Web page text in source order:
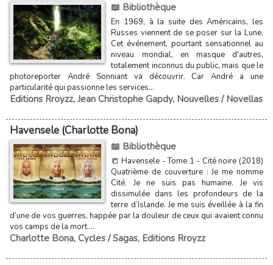
📖 Bibliothèque
En 1969, à la suite des Américains, les
Russes viennent de se poser sur la Lune.
Cet événement, pourtant sensationnel au
niveau mondial, en masque d'autres,
totalement inconnus du public, mais que le
photoreporter André Sonniant va découvrir. Car André a une
particularité qui passionne les services...
Editions Rroyzz, Jean Christophe Gapdy, Nouvelles / Novellas
Havensele (Charlotte Bona)
📖 Bibliothèque
📒 Havensele - Tome 1 - Cité noire (2018)
Quatrième de couverture : Je me nomme
Cité. Je ne suis pas humaine. Je vis
dissimulée dans les profondeurs de la
terre d’Islande. Je me suis éveillée à la fin
d’une de vos guerres, happée par la douleur de ceux qui avaient connu
vos camps de la mort....
Charlotte Bona, Cycles / Sagas, Editions Rroyzz